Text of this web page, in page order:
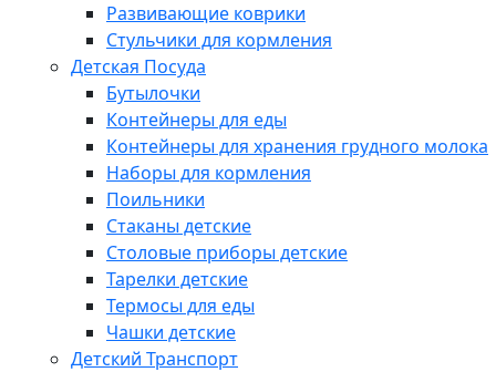
Развивающие коврики
Стульчики для кормления
Детская Посуда
Бутылочки
Контейнеры для еды
Контейнеры для хранения грудного молока
Наборы для кормления
Поильники
Стаканы детские
Столовые приборы детские
Тарелки детские
Термосы для еды
Чашки детские
Детский Транспорт